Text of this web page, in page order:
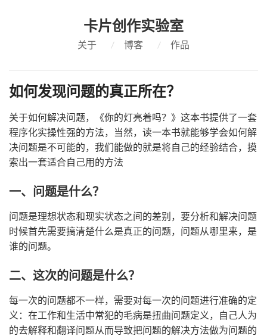
卡片创作实验室
关于 / 博客 / 作品
如何发现问题的真正所在？
关于如何解决问题，《你的灯亮着吗？》这本书提供了一套
程序化实操性强的方法，当然，读一本书就能够学会如何解
决问题是不可能的，我们能做的就是将自己的经验结合，摸
索出一套适合自己用的方法
一、问题是什么？
问题是理想状态和现实状态之间的差别，要分析和解决问题
时候首先需要搞清楚什么是真正的问题，问题从哪里来，是
谁的问题。
二、这次的问题是什么？
每一次的问题都不一样，需要对每一次的问题进行准确的定
义：在工作和生活中常犯的毛病是扭曲问题定义，自己人为
的去解释和翻译问题从而导致把问题的解决方法做为问题的